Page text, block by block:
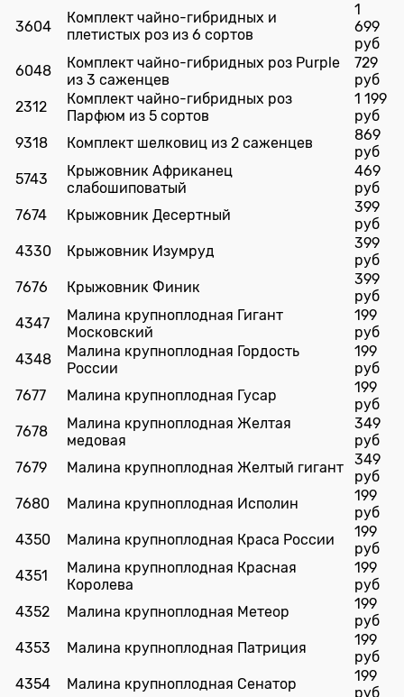
3604
Комплект чайно-гибридных и
плетистых роз из 6 сортов
1
699
руб
6048
Комплект чайно-гибридных роз Purple
из 3 саженцев
729
руб
2312
Комплект чайно-гибридных роз
Парфюм из 5 сортов
1 199
руб
9318
Комплект шелковиц из 2 саженцев
869
руб
5743
Крыжовник Африканец
слабошиповатый
469
руб
7674
Крыжовник Десертный
399
руб
4330
Крыжовник Изумруд
399
руб
7676
Крыжовник Финик
399
руб
4347
Малина крупноплодная Гигант
Московский
199
руб
4348
Малина крупноплодная Гордость
России
199
руб
7677
Малина крупноплодная Гусар
199
руб
7678
Малина крупноплодная Желтая
медовая
349
руб
7679
Малина крупноплодная Желтый гигант
349
руб
7680
Малина крупноплодная Исполин
199
руб
4350
Малина крупноплодная Краса России
199
руб
4351
Малина крупноплодная Красная
Королева
199
руб
4352
Малина крупноплодная Метеор
199
руб
4353
Малина крупноплодная Патриция
199
руб
4354
Малина крупноплодная Сенатор
199
руб